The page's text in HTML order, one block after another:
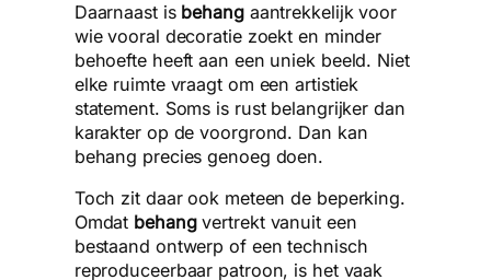
Daarnaast is behangaantrekkelijk voor
wie vooral decoratie zoekt en minder
behoefte heeft aan een uniek beeld. Niet
elke ruimte vraagt om een artistiek
statement. Soms is rust belangrijker dan
karakter op de voorgrond. Dan kan
behang precies genoeg doen.
Toch zit daar ook meteen de beperking.
Omdat behangvertrekt vanuit een
bestaand ontwerp of een technisch
reproduceerbaar patroon, is het vaak